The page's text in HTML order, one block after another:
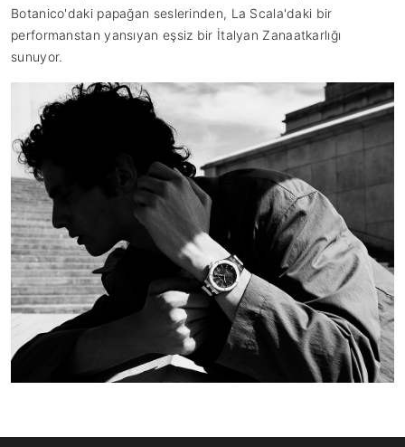
Botanico'daki papağan seslerinden, La Scala'daki bir
performanstan yansıyan eşsiz bir İtalyan Zanaatkarlığı
sunuyor.